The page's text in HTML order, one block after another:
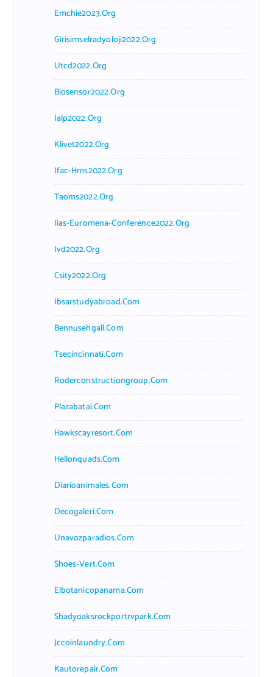
Emchie2023.org
Girisimselradyoloji2022.org
Utcd2022.org
Biosensor2022.org
Ialp2022.org
Klivet2022.org
Ifac-Hms2022.org
Taoms2022.org
Iias-Euromena-Conference2022.org
Ivd2022.org
Csity2022.org
Ibsarstudyabroad.com
Bennusehgall.com
Tsecincinnati.com
Roderconstructiongroup.com
Plazabatai.com
Hawkscayresort.com
Hellonquads.com
Diarioanimales.com
Decogaleri.com
Unavozparadios.com
Shoes-Vert.com
Elbotanicopanama.com
Shadyoaksrockportrvpark.com
Jccoinlaundry.com
Kautorepair.com